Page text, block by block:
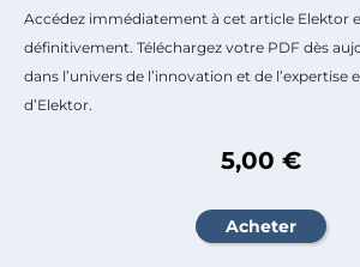
Accédez immédiatement à cet article Elektor
définitivement. Téléchargez votre PDF dès
dans l’univers de l’innovation et de l’expertise
d’Elektor.
5,00 €